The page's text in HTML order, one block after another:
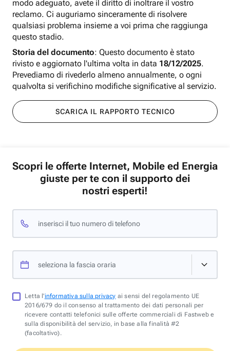
modo adeguato, avete il diritto di inoltrare il vostro
reclamo. Ci auguriamo sinceramente di risolvere
qualsiasi problema insieme a voi prima che raggiunga
questo stadio.
Storia del documento: Questo documento è stato
rivisto e aggiornato l'ultima volta in data 18/12/2025.
Prevediamo di rivederlo almeno annualmente, o ogni
qualvolta si verifichino modifiche significative al servizio.
SCARICA IL RAPPORTO TECNICO
Scopri le offerte Internet, Mobile ed Energia
giuste per te con il supporto dei
nostri esperti!
inserisci il tuo numero di telefono
seleziona la fascia oraria
Letta l'informativa sulla privacy ai sensi del regolamento UE
2016/679 do il consenso al trattamento dei dati personali per
ricevere contatti telefonici sulle offerte commerciali di Fastweb e
sulla disponibilità del servizio, in base alla finalità #2
(facoltativo).